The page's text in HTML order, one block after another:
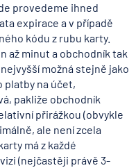
provedeme ihned
expirace a v případě
kódu z rubu karty.
až minut a obchodník tak
možná stejně jako
platby na účet,
pakliže obchodník
přirážkou (obvykle
ale není zcela
má z každé
(nejčastěji právě 3-